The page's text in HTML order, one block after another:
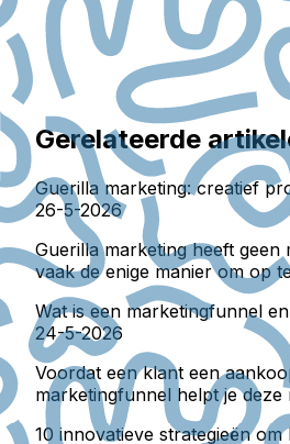
Gerelateerde
Guerilla marketing: creatief
26-5-2026
Guerilla marketing heeft
vaak de enige manier om op
Wat is een marketingfunnel
24-5-2026
Voordat een klant een
marketingfunnel helpt je
10 innovatieve strategieën